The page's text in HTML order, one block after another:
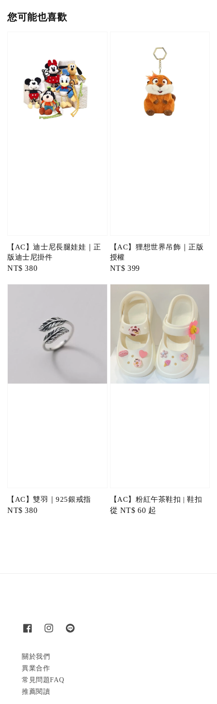
您可能也喜歡
【AC】迪士尼長腿娃娃｜正
版迪士尼掛件
Regular
NT$ 380
【AC】狸想世界吊飾｜正版
授權
Regular
NT$ 399
【AC】雙羽｜925銀戒指
Regular
NT$ 380
【AC】粉紅午茶鞋扣 | 鞋扣
Regular
從 NT$ 60 起
關於我們
異業合作
常見問題FAQ
推薦閱讀